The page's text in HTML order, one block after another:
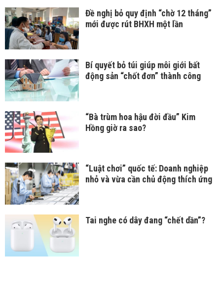
Đề nghị bỏ quy định “chờ 12 tháng”
mới được rút BHXH một lần
Bí quyết bỏ túi giúp môi giới bất
động sản “chốt đơn” thành công
“Bà trùm hoa hậu đời đầu” Kim
Hồng giờ ra sao?
“Luật chơi” quốc tế: Doanh nghiệp
nhỏ và vừa cần chủ động thích ứng
Tai nghe có dây đang “chết dần”?